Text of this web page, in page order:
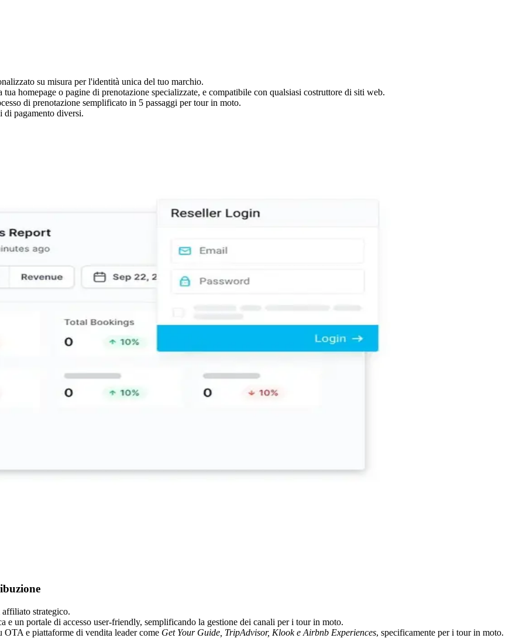
su misura per l'identità unica del tuo marchio.
homepage o pagine di prenotazione specializzate, e compatibile con qualsiasi costruttore di siti web.
di prenotazione semplificato in 5 passaggi per tour in moto.
pagamento diversi.
strategico.
un portale di accesso user-friendly, semplificando la gestione dei canali per i tour in moto.
e piattaforme di vendita leader come Get Your Guide, TripAdvisor, Klook e Airbnb Experiences, specificamente per i tour in moto.